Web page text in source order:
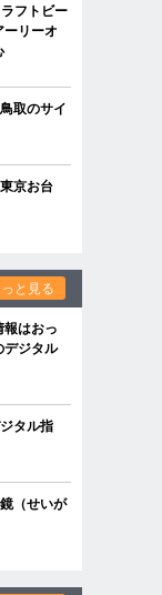
フトビー
ーリーオ
取のサイ
京お台
っと見る
報はおっ
ジタル
タル指
（せいが